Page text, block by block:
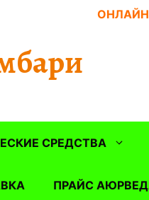
СРЕДСТВА
ПРАЙС